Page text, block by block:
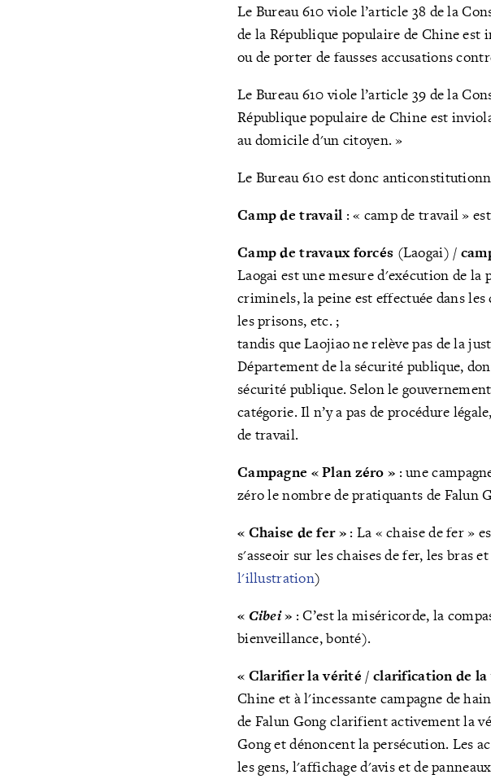
Le Bureau 610 viole l’article 38 de la
de la République populaire de Chine
ou de porter de fausses accusations
Le Bureau 610 viole l’article 39 de la
République populaire de Chine est
au domicile d'un citoyen. »
Le Bureau 610 est donc
Camp de travail : « camp de travail »
Camp de travaux forcés (Laogai) /
Laogai est une mesure d'exécution de
criminels, la peine est effectuée dans
les prisons, etc. ;
tandis que Laojiao ne relève pas de la
Département de la sécurité publique,
sécurité publique. Selon le
catégorie. Il n’y a pas de procédure
de travail.
Campagne « Plan zéro » : une
zéro le nombre de pratiquants de Falun
« Chaise de fer »: La « chaise de fer »
s'asseoir sur les chaises de fer, les bras
l'illustration)
« Cibei» : C’est la miséricorde, la
bienveillance, bonté).
« Clarifier la vérité / clarification de la
Chine et à l'incessante campagne de
de Falun Gong clarifient activement la
Gong et dénoncent la persécution. Les
les gens, l'affichage d'avis et de